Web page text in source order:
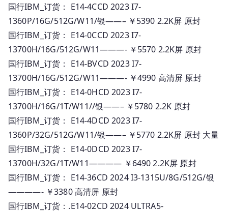
国行IBM_订货： E14-4CCD 2023 I7-
1360P/16G/512G/W11/银——– ￥5390 2.2K屏 原封
国行IBM_订货： E14-0CCD 2023 I7-
13700H/16G/512G/W11———- ￥5570 2.2K屏 原封
国行IBM_订货： E14-BVCD 2023 I7-
13700H/16G/512G/W11———- ￥4990 高清屏 原封
国行IBM_订货： E14-0HCD 2023 I7-
13700H/16G/1T/W11//银——– ￥5780 2.2K 原封
国行IBM_订货： E14-4DCD 2023 I7-
1360P/32G/512G/W11/银——– ￥5770 2.2K屏 原封 大量
国行IBM_订货： E14-0DCD 2023 I7-
13700H/32G/1T/W11———— ￥6490 2.2K屏 原封
国行IBM_订货： E14-36CD 2024 I3-1315U/8G/512G/银
————- ￥3380 高清屏 原封
国行IBM_订货：.E14-02CD 2024 ULTRA5-